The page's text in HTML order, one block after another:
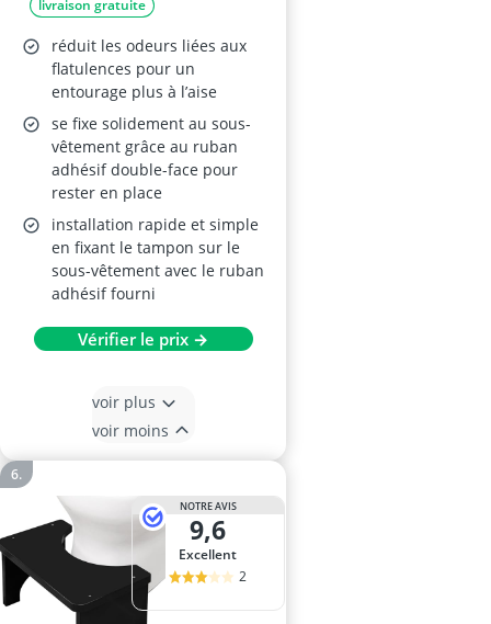
livraison gratuite
réduit les odeurs liées aux
flatulences pour un
entourage plus à l’aise
se fixe solidement au sous-
vêtement grâce au ruban
adhésif double-face pour
rester en place
installation rapide et simple
en fixant le tampon sur le
sous-vêtement avec le ruban
adhésif fourni
Vérifier le prix →
voir plus
voir moins
NOTRE AVIS
9,6
Excellent
2